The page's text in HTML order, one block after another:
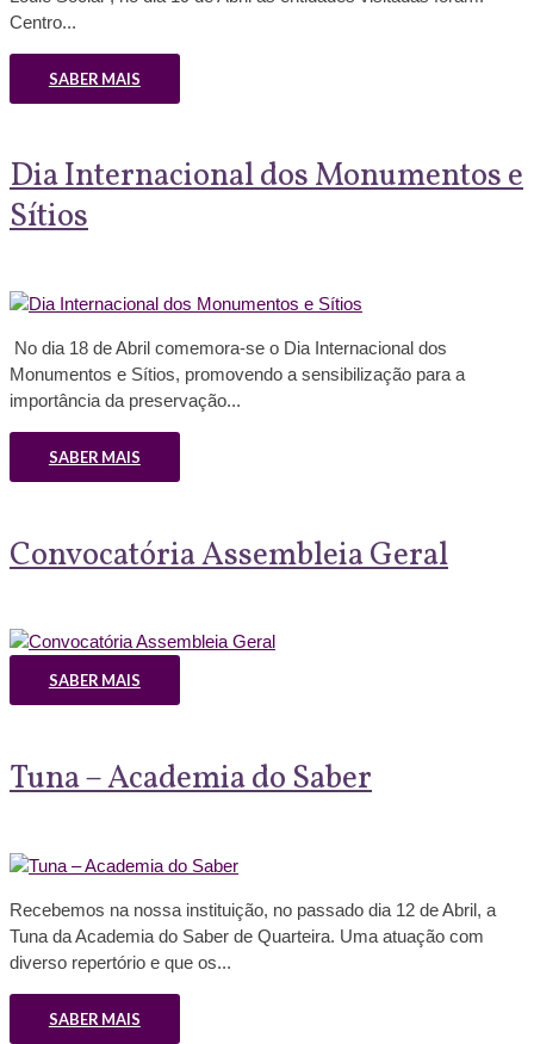
Centro...
SABER MAIS
Dia Internacional dos Monumentos e
Sítios
No dia 18 de Abril comemora-se o Dia Internacional dos
Monumentos e Sítios, promovendo a sensibilização para a
importância da preservação...
SABER MAIS
Convocatória Assembleia Geral
SABER MAIS
Tuna – Academia do Saber
Recebemos na nossa instituição, no passado dia 12 de Abril, a
Tuna da Academia do Saber de Quarteira. Uma atuação com
diverso repertório e que os...
SABER MAIS